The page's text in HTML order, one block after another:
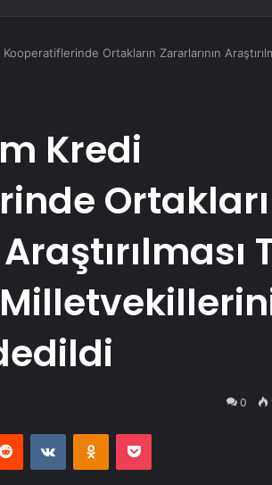
Kooperatiflerinde Ortakların Zararlarının
Kredi
0
Reddit VKontakteOdnoklassniki
Pocket